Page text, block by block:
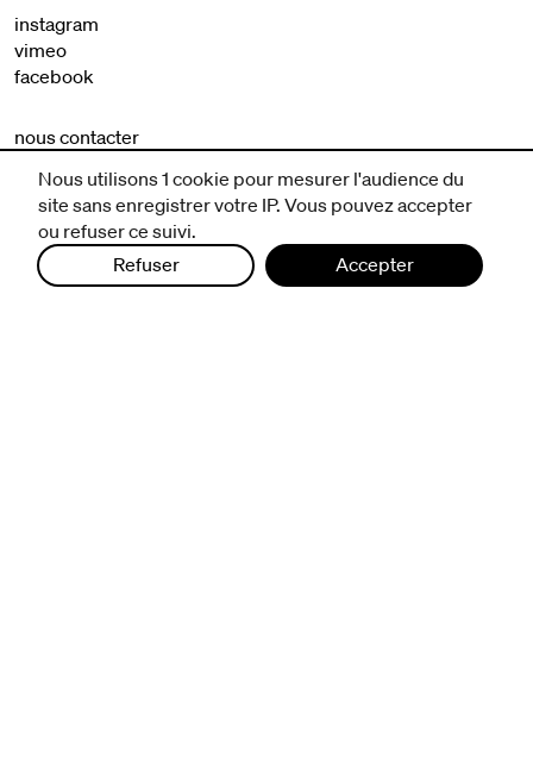
instagram
vimeo
facebook
nous contacter
politique de protection des données
Nous utilisons 1 cookie pour mesurer l'audience du
site sans enregistrer votre IP. Vous pouvez accepter
ou refuser ce suivi.
Refuser
Accepter